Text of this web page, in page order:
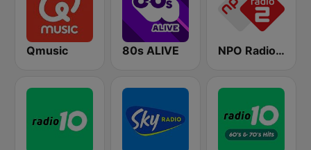
Qmusic 80s ALIVE NPO Radio 2